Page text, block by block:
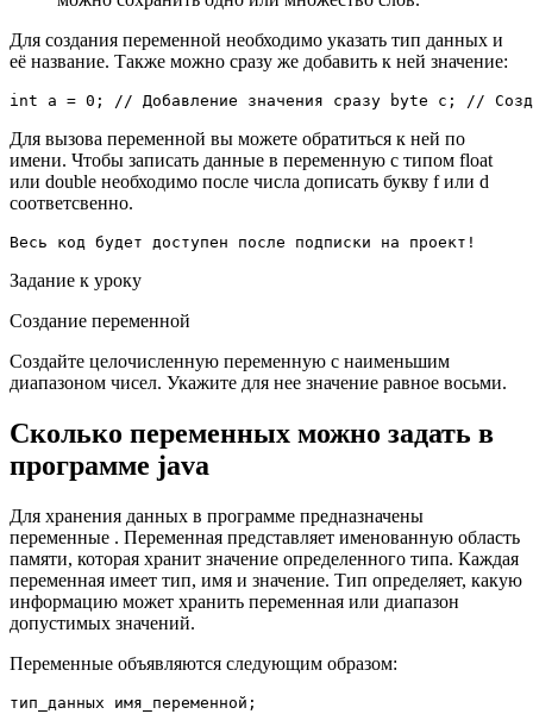
Для создания переменной необходимо указать тип данных и
её название. Также можно сразу же добавить к ней значение:
int a = 0; // Добавление значения сразу byte c; //
Для вызова переменной вы можете обратиться к ней по
имени. Чтобы записать данные в переменную с типом float
или double необходимо после числа дописать букву f или d
соответсвенно.
Весь код будет доступен после подписки на проект!
Задание к уроку
Создание переменной
Создайте целочисленную переменную с наименьшим
диапазоном чисел. Укажите для нее значение равное восьми.
Сколько переменных можно задать в
программе java
Для хранения данных в программе предназначены
переменные . Переменная представляет именованную область
памяти, которая хранит значение определенного типа. Каждая
переменная имеет тип, имя и значение. Тип определяет, какую
информацию может хранить переменная или диапазон
допустимых значений.
Переменные объявляются следующим образом:
тип_данных имя_переменной;